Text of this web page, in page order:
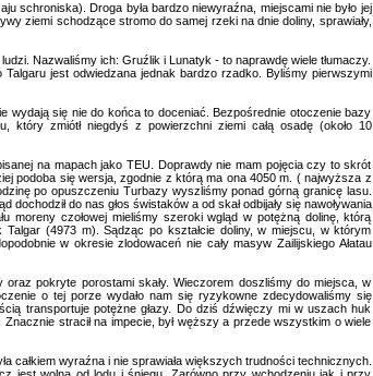
schroniska). Droga była bardzo niewyraźna, miejscami nie było jej
ziemi schodzące stromo do samej rzeki na dnie doliny, sprawiały,
Nazwaliśmy ich: Gruźlik i Lunatyk - to naprawdę wiele tłumaczy.
jest odwiedzana jednak bardzo rzadko. Byliśmy pierwszymi
się nie do końca to doceniać. Bezpośrednie otoczenie bazy
który zmiótł niegdyś z powierzchni ziemi całą osadę (około 10
na mapach jako TEU. Doprawdy nie mam pojęcia czy to skrót
podoba się wersja, zgodnie z którą ma ona 4050 m. ( najwyższa z
po opuszczeniu Turbazy wyszliśmy ponad górną granicę lasu.
do nas głos świstaków a od skał odbijały się nawoływania
moreny czołowej mieliśmy szeroki wgląd w potężną dolinę, którą
(4973 m). Sądząc po kształcie doliny, w miejscu, w którym
w okresie zlodowaceń nie cały masyw Zailijskiego Ałatau
pokryte porostami skały. Wieczorem doszliśmy do miejsca, w
o tej porze wydało nam się ryzykowne zdecydowaliśmy się
transportuje potężne głazy. Do dziś dźwięczy mi w uszach huk
stracił na impecie, był węższy a przede wszystkim o wiele
całkiem wyraźna i nie sprawiała większych trudności technicznych.